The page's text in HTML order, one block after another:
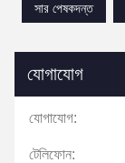
সার পেষকদন্ত
যোগাযোগ
যোগাযোগ:
টেলিফোন: